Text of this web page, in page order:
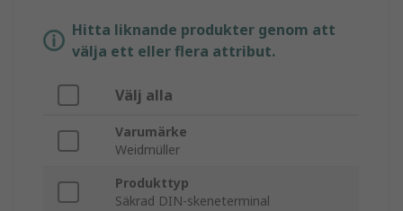
Hitta liknande produkter genom att
välja ett eller flera attribut.
Välj alla
Varumärke
Weidmüller
Produkttyp
Säkrad DIN-skeneterminal